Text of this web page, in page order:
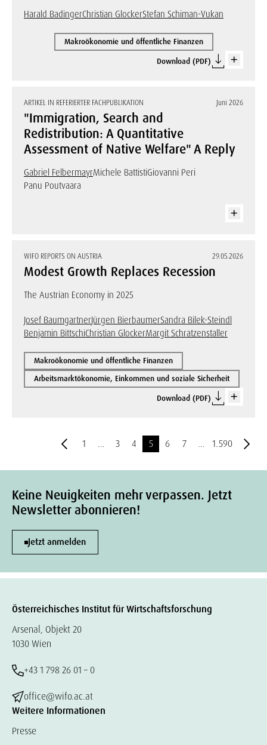
Harald BadingerChristian GlockerStefan Schiman-Vukan
Makroökonomie und öffentliche Finanzen
Download (PDF)
ARTIKEL IN REFERIERTER FACHPUBLIKATION Juni 2026
"Immigration, Search and
Redistribution: A Quantitative
Assessment of Native Welfare" A Reply
Gabriel FelbermayrMichele BattistiGiovanni Peri
Panu Poutvaara
WIFO REPORTS ON AUSTRIA 29.05.2026
Modest Growth Replaces Recession
The Austrian Economy in 2025
Josef BaumgartnerJürgen BierbaumerSandra Bilek-Steindl
Benjamin BittschiChristian GlockerMargit Schratzenstaller
Makroökonomie und öffentliche Finanzen
Arbeitsmarktökonomie, Einkommen und soziale Sicherheit
Download (PDF)
1 … 3 4 5 6 7 … 1.590
Keine Neuigkeiten mehr verpassen. Jetzt
Newsletter abonnieren!
Jetzt anmelden
Österreichisches Institut für Wirtschaftsforschung
Arsenal, Objekt 20
1030 Wien
+43 1 798 26 01 – 0
office@wifo.ac.at
Weitere Informationen
Presse